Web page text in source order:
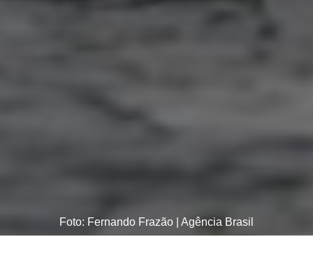
Foto: Fernando Frazão | Agência Brasil